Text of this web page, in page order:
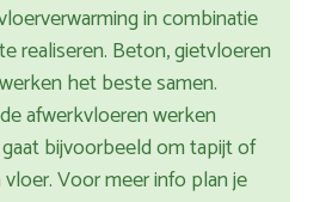
in combinatie
realiseren. Beton, gietvloeren
het beste samen.
afwerkvloeren werken
bijvoorbeeld om tapijt of
Voor meer info plan je